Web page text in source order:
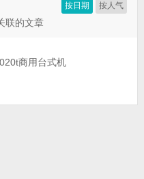
按日期 按人气
联的文章
商用台式机